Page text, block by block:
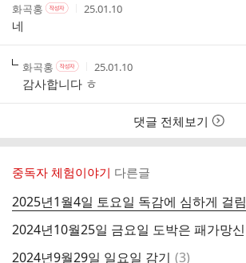
작
성
자
화곡홍 작
본
여
부
작
작
간
25.01.10
네
작
성
자
화곡홍 작
성
자
본
부
작
성
자
작
성
시
간
25.01.10
감사합니다 ㅎ
댓글 전체보기
중독자 체험이야기 다른글
2025년1월4일 토요일 독감에 심하게 걸림
2024년10월25일 금요일 도박은 패가망신
2024년9월29일 일요일 감기 댓
(3)